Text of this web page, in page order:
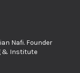
Nafi. Founder
& Institute